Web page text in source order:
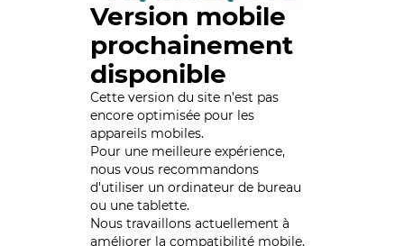
Version mobile
prochainement
disponible
Cette version du site n’est pas
encore optimisée pour les
appareils mobiles.
Pour une meilleure expérience,
nous vous recommandons
d'utiliser un ordinateur de bureau
ou une tablette.
Nous travaillons actuellement à
améliorer la compatibilité mobile.